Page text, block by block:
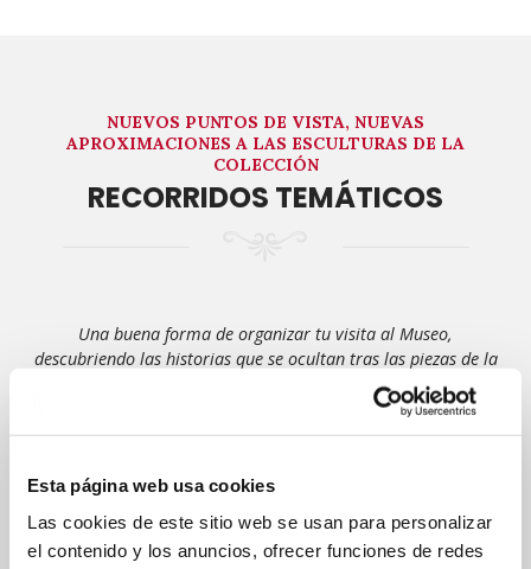
Esta página web usa cookies
Las cookies de este sitio web se usan para personalizar
el contenido y los anuncios, ofrecer funciones de redes
NUEVOS PUNTOS DE VISTA, NUEVAS
APROXIMACIONES A LAS ESCULTURAS DE LA
COLECCIÓN
RECORRIDOS TEMÁTICOS
Una buena forma de organizar tu visita al Museo,
descubriendo las historias que se ocultan tras las piezas de la
Viaja desde la Atenas de Pericles a la Italia de Miguel Ángel y
Reproducciones.
Ver recorridos →